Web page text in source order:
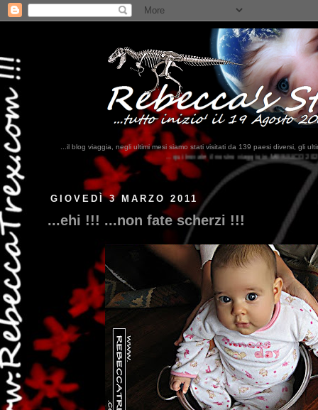
...il blog viaggia, negli ultimi mesi siamo stati visitati da 139 paesi diversi, gli
...qui trovate il nostro viaggio in MESSICO 2023...clikka qui !!!
GIOVEDÌ 3 MARZO 2011
...ehi !!! ...non fate scherzi !!!